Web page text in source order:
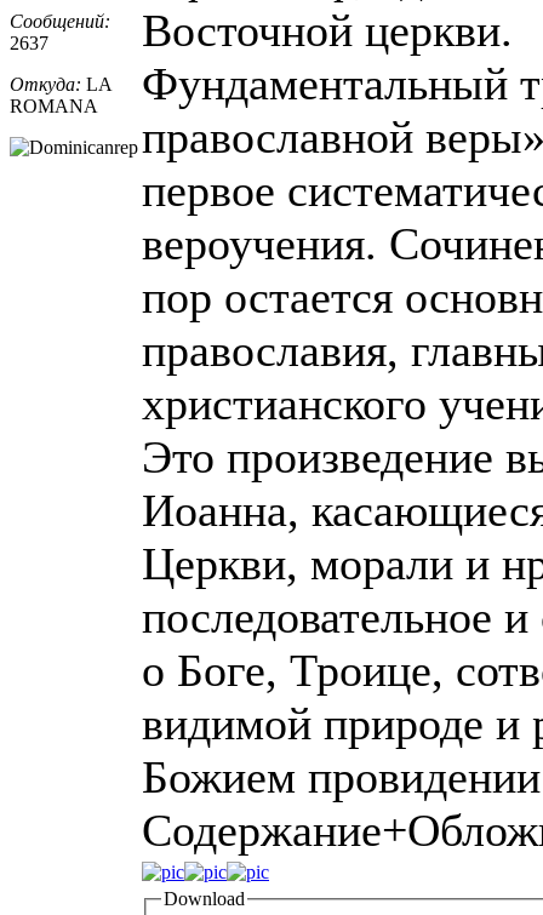
Сообщений:
2637
Откуда: LA
ROMANA
Восточной церкви.
Фундаментальный
православной
первое
вероучения.
пор остается
православия,
христианского
Это произведение
Иоанна,
Церкви, морали и
последовательное
о Боге, Троице,
видимой природе и
Божием
Download